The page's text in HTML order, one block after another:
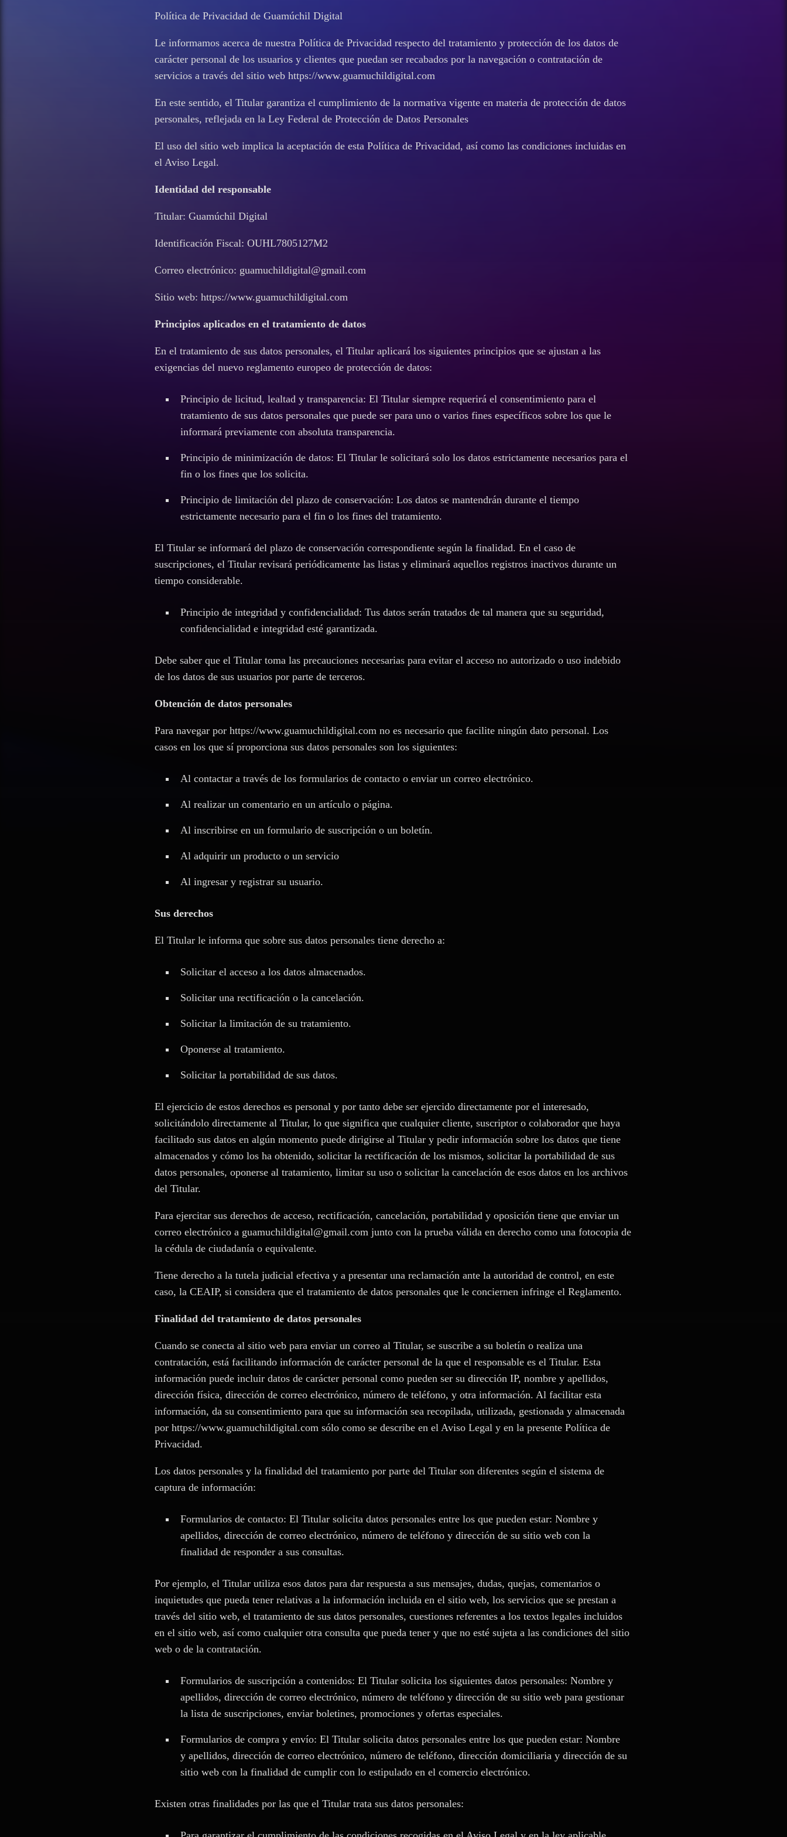
Política de Privacidad de Guamúchil Digital
Le informamos acerca de nuestra Política de Privacidad respecto del tratamiento y protección de los datos de
carácter personal de los usuarios y clientes que puedan ser recabados por la navegación o contratación de
servicios a través del sitio web https://www.guamuchildigital.com
En este sentido, el Titular garantiza el cumplimiento de la normativa vigente en materia de protección de datos
personales, reflejada en la Ley Federal de Protección de Datos Personales
El uso del sitio web implica la aceptación de esta Política de Privacidad, así como las condiciones incluidas en
el Aviso Legal.
Identidad del responsable
Titular: Guamúchil Digital
Identificación Fiscal: OUHL7805127M2
Correo electrónico: guamuchildigital@gmail.com
Sitio web: https://www.guamuchildigital.com
Principios aplicados en el tratamiento de datos
En el tratamiento de sus datos personales, el Titular aplicará los siguientes principios que se ajustan a las
exigencias del nuevo reglamento europeo de protección de datos:
Principio de licitud, lealtad y transparencia: El Titular siempre requerirá el consentimiento para el
tratamiento de sus datos personales que puede ser para uno o varios fines específicos sobre los que le
informará previamente con absoluta transparencia.
Principio de minimización de datos: El Titular le solicitará solo los datos estrictamente necesarios para el
fin o los fines que los solicita.
Principio de limitación del plazo de conservación: Los datos se mantendrán durante el tiempo
estrictamente necesario para el fin o los fines del tratamiento.
El Titular se informará del plazo de conservación correspondiente según la finalidad. En el caso de
suscripciones, el Titular revisará periódicamente las listas y eliminará aquellos registros inactivos durante un
tiempo considerable.
Principio de integridad y confidencialidad: Tus datos serán tratados de tal manera que su seguridad,
confidencialidad e integridad esté garantizada.
Debe saber que el Titular toma las precauciones necesarias para evitar el acceso no autorizado o uso indebido
de los datos de sus usuarios por parte de terceros.
Obtención de datos personales
Para navegar por https://www.guamuchildigital.com no es necesario que facilite ningún dato personal. Los
casos en los que sí proporciona sus datos personales son los siguientes:
Al contactar a través de los formularios de contacto o enviar un correo electrónico.
Al realizar un comentario en un artículo o página.
Al inscribirse en un formulario de suscripción o un boletín.
Al adquirir un producto o un servicio
Al ingresar y registrar su usuario.
Sus derechos
El Titular le informa que sobre sus datos personales tiene derecho a:
Solicitar el acceso a los datos almacenados.
Solicitar una rectificación o la cancelación.
Solicitar la limitación de su tratamiento.
Oponerse al tratamiento.
Solicitar la portabilidad de sus datos.
El ejercicio de estos derechos es personal y por tanto debe ser ejercido directamente por el interesado,
solicitándolo directamente al Titular, lo que significa que cualquier cliente, suscriptor o colaborador que haya
facilitado sus datos en algún momento puede dirigirse al Titular y pedir información sobre los datos que tiene
almacenados y cómo los ha obtenido, solicitar la rectificación de los mismos, solicitar la portabilidad de sus
datos personales, oponerse al tratamiento, limitar su uso o solicitar la cancelación de esos datos en los archivos
del Titular.
Para ejercitar sus derechos de acceso, rectificación, cancelación, portabilidad y oposición tiene que enviar un
correo electrónico a guamuchildigital@gmail.com junto con la prueba válida en derecho como una fotocopia de
la cédula de ciudadanía o equivalente.
Tiene derecho a la tutela judicial efectiva y a presentar una reclamación ante la autoridad de control, en este
caso, la CEAIP, si considera que el tratamiento de datos personales que le conciernen infringe el Reglamento.
Finalidad del tratamiento de datos personales
Cuando se conecta al sitio web para enviar un correo al Titular, se suscribe a su boletín o realiza una
contratación, está facilitando información de carácter personal de la que el responsable es el Titular. Esta
información puede incluir datos de carácter personal como pueden ser su dirección IP, nombre y apellidos,
dirección física, dirección de correo electrónico, número de teléfono, y otra información. Al facilitar esta
información, da su consentimiento para que su información sea recopilada, utilizada, gestionada y almacenada
por https://www.guamuchildigital.com sólo como se describe en el Aviso Legal y en la presente Política de
Privacidad.
Los datos personales y la finalidad del tratamiento por parte del Titular son diferentes según el sistema de
captura de información:
Formularios de contacto: El Titular solicita datos personales entre los que pueden estar: Nombre y
apellidos, dirección de correo electrónico, número de teléfono y dirección de su sitio web con la
finalidad de responder a sus consultas.
Por ejemplo, el Titular utiliza esos datos para dar respuesta a sus mensajes, dudas, quejas, comentarios o
inquietudes que pueda tener relativas a la información incluida en el sitio web, los servicios que se prestan a
través del sitio web, el tratamiento de sus datos personales, cuestiones referentes a los textos legales incluidos
en el sitio web, así como cualquier otra consulta que pueda tener y que no esté sujeta a las condiciones del sitio
web o de la contratación.
Formularios de suscripción a contenidos: El Titular solicita los siguientes datos personales: Nombre y
apellidos, dirección de correo electrónico, número de teléfono y dirección de su sitio web para gestionar
la lista de suscripciones, enviar boletines, promociones y ofertas especiales.
Formularios de compra y envío: El Titular solicita datos personales entre los que pueden estar: Nombre
y apellidos, dirección de correo electrónico, número de teléfono, dirección domiciliaria y dirección de su
sitio web con la finalidad de cumplir con lo estipulado en el comercio electrónico.
Existen otras finalidades por las que el Titular trata sus datos personales: